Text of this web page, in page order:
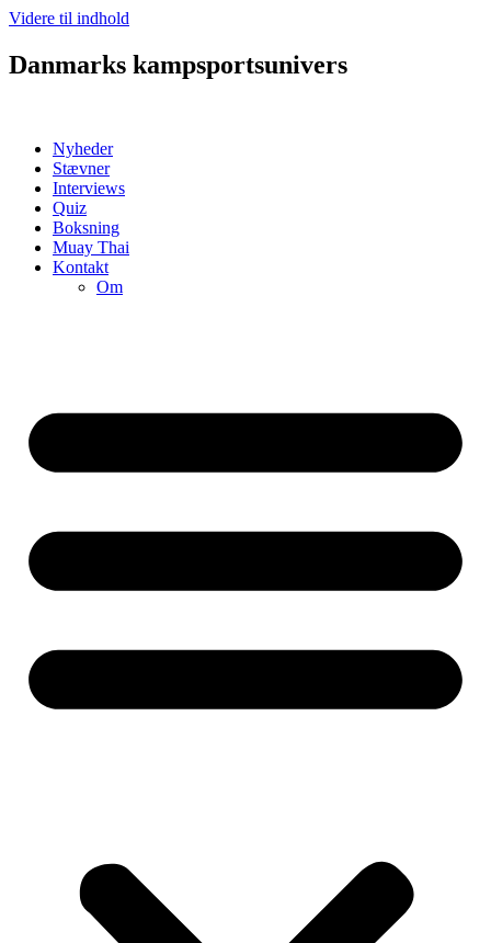
Videre til indhold
Danmarks kampsportsunivers
Nyheder
Stævner
Interviews
Quiz
Boksning
Muay Thai
Kontakt
Om